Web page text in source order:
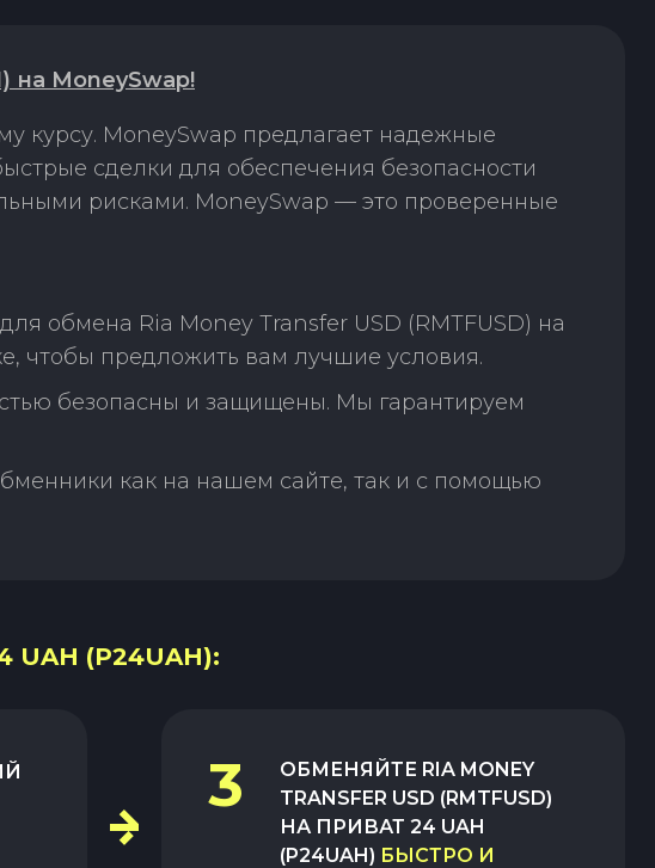
на MoneySwap!
курсу. MoneySwap предлагает надежные
сделки для обеспечения безопасности
рисками. MoneySwap — это проверенные
обмена Ria Money Transfer USD (RMTFUSD) на
чтобы предложить вам лучшие условия.
безопасны и защищены. Мы гарантируем
как на нашем сайте, так и с помощью
UAH (P24UAH):
3 ОБМЕНЯЙТЕ RIA MONEY
TRANSFER USD (RMTFUSD)
НА ПРИВАТ 24 UAH
(P24UAH) БЫСТРО И